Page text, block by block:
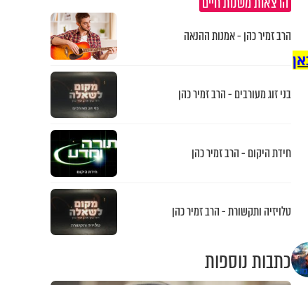
הרב זמיר כהן - אמנות ההנאה
בני זוג מעורבים - הרב זמיר כהן
חידת היקום - הרב זמיר כהן
טלויזיה ותקשורת - הרב זמיר כהן
כתבות נוספות